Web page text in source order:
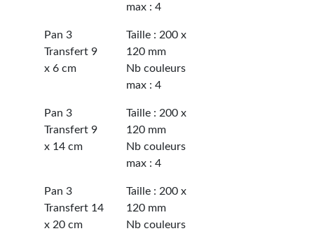
max : 4
Pan 3
Transfert 9
x 6 cm
Taille : 200 x
120 mm
Nb couleurs
max : 4
Pan 3
Transfert 9
x 14 cm
Taille : 200 x
120 mm
Nb couleurs
max : 4
Pan 3
Transfert 14
x 20 cm
Taille : 200 x
120 mm
Nb couleurs